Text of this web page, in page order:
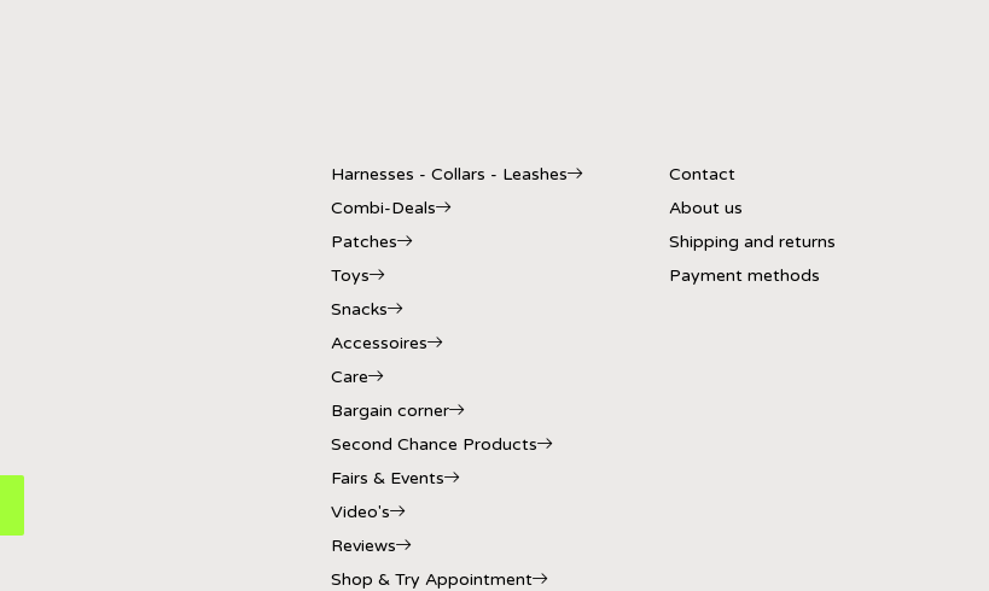
Harnesses - Collars - Leashes
Combi-Deals
Patches
Toys
Snacks
Accessoires
Care
Bargain corner
Second Chance Products
Fairs & Events
Video's
Reviews
Shop & Try Appointment
Contact
About us
Shipping and returns
Payment methods